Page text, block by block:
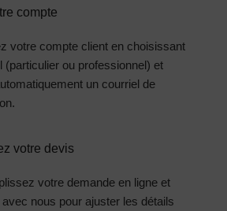
compte
votre compte client en choisissant
(particulier ou professionnel) et
un courriel de
votre devis
votre demande en ligne et
nous pour ajuster les détails